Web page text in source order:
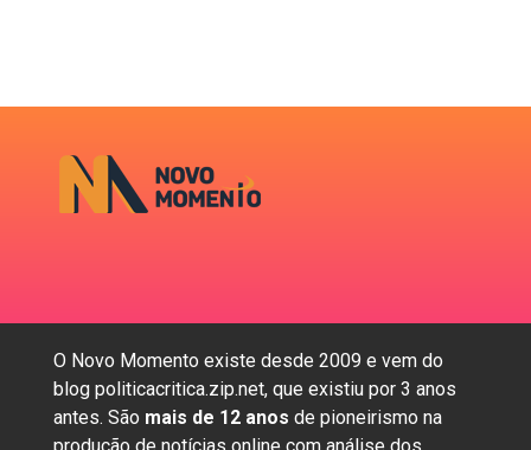
O Novo Momento existe desde 2009 e vem do
blog politicacritica.zip.net, que existiu por 3 anos
antes. São mais de 12 anos de pioneirismo na